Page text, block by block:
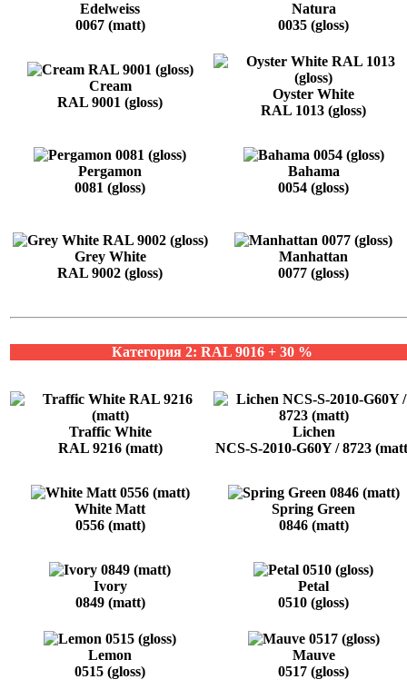
Edelweiss
0067 (matt)
Natura
0035 (gloss)
Cream
RAL 9001 (gloss)
Oyster White
RAL 1013 (gloss)
Pergamon
0081 (gloss)
Bahama
0054 (gloss)
Grey White
RAL 9002 (gloss)
Manhattan
0077 (gloss)
Категория 2: RAL 9016 + 30 %
Traffic White
RAL 9216 (matt)
Lichen
NCS-S-2010-G60Y / 8723
White Matt
0556 (matt)
Spring Green
0846 (matt)
Ivory
0849 (matt)
Petal
0510 (gloss)
Lemon
0515 (gloss)
Mauve
0517 (gloss)